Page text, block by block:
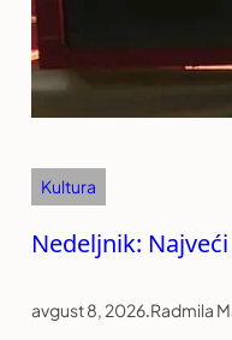
Kultura
Nedeljnik:
avgust 8, 2026.Radmila